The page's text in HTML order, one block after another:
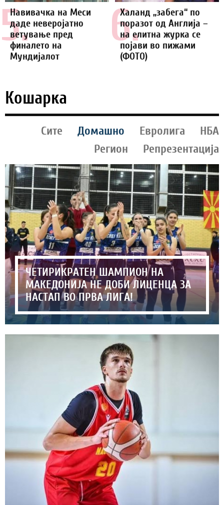
5.
Навивачка на Меси
даде неверојатно
ветување пред
финалето на
Мундијалот
6.
Халанд „забега“ по
поразот од Англија –
на елитна журка се
појави во пижами
(ФОТО)
Кошарка
Сите Домашно Евролига
НБА
Регион
Репрезентација
ЧЕТИРИКРАТЕН ШАМПИОН НА
МАКЕДОНИЈА НЕ ДОБИ ЛИЦЕНЦА ЗА
НАСТАП ВО ПРВА ЛИГА!